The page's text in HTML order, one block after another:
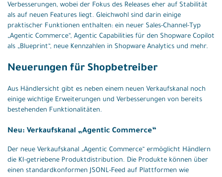
Verbesserungen, wobei der Fokus des Releases eher auf Stabilität
als auf neuen Features liegt. Gleichwohl sind darin einige
praktischer Funktionen enthalten: ein neuer Sales-Channel-Typ
„Agentic Commerce“, Agentic Capabilities für den Shopware Copilot
als „Blueprint“, neue Kennzahlen in Shopware Analytics und mehr.
Neuerungen für Shopbetreiber
Aus Händlersicht gibt es neben einem neuen Verkaufskanal noch
einige wichtige Erweiterungen und Verbesserungen von bereits
bestehenden Funktionalitäten.
Neu: Verkaufskanal „Agentic Commerce“
Der neue Verkaufskanal „Agentic Commerce“ ermöglicht Händlern
die KI-getriebene Produktdistribution. Die Produkte können über
einen standardkonformen JSONL-Feed auf Plattformen wie